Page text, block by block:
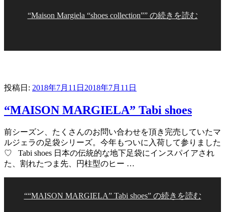
“Maison Margiela “shoes collection”” の続きを読む
投稿日: 2018年7月11日 2018年7月11日
“MAISON MARGIELA” Tabi shoes
前シーズン、たくさんのお問い合わせを頂き完売していたマ
ルジェラの足袋シリーズ。今年もついに入荷して参りました
♡ Tabi shoes 日本の伝統的な地下足袋にインスパイアされ
た、割れたつま先、円柱型のヒー …
““MAISON MARGIELA” Tabi shoes” の続きを読む